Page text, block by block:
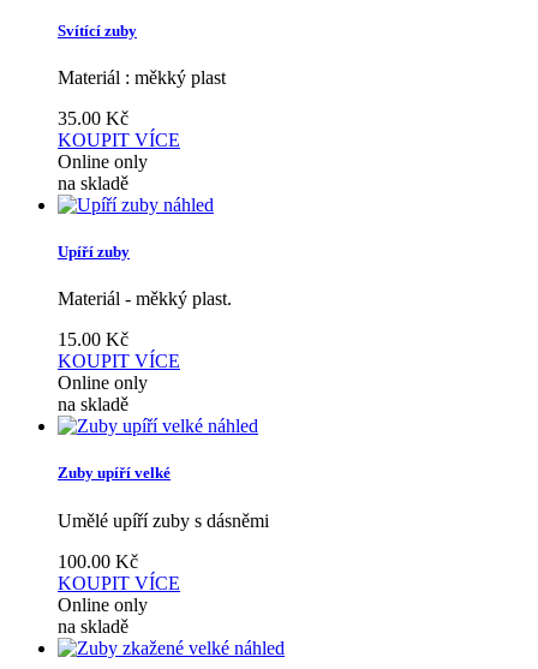
Svítící zuby
Materiál : měkký plast
35.00 Kč
KOUPIT VÍCE
Online only
na skladě
náhled
Upíří zuby
Materiál - měkký plast.
15.00 Kč
KOUPIT VÍCE
Online only
na skladě
náhled
Zuby upíří velké
Umělé upíří zuby s dásněmi
100.00 Kč
KOUPIT VÍCE
Online only
na skladě
náhled